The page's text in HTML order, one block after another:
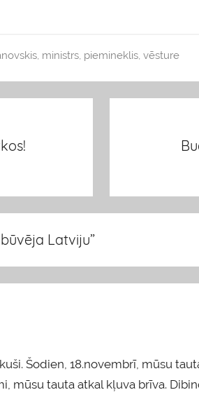
, ministrs, piemineklis, vēsture
Latviju”
Šodien, 18.novembrī, mūsu
mūsu tauta atkal kļuva brīva.